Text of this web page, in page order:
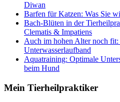
Diwan
Barfen für Katzen: Was Sie
Bach-Blüten in der
Clematis & Impatiens
Auch im hohen Alter noch
Unterwasserlaufband
Aquatraining: Optimale
beim Hund
Mein Tierheilpraktiker